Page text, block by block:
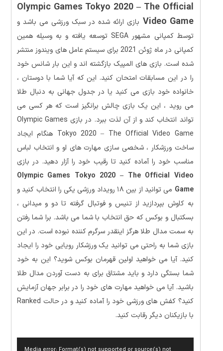
Olympic Games Tokyo 2020 – The Official
Video Game بازی ارائه شده در سبک ورزشی می باشد و
توسط کمپانی مشهور SEGA توسعه یافته و به وسیله همین
کمپانی در ماه ژوئن 2021 برای سیستم عامل های ویندوز منتشر
شده است. بازی های المپیک بازگشته اند و این بار شانس خود
را در این مسابقات امتحان کنید. این که آیا شما با دوستان ،
خانواده خود بازی می کنید یا در جدول جهانی به دنبال طلا
می روید ، این یک بازی چالش برانگیز است که هر کسی می
تواند انتخاب کند و از آن لذت ببرد. در بازی Olympic Games
Tokyo 2020 – The Official Video Game هنگام ایجاد
ساخت ورزشکار ، شخصی سازی مهارت های او و انتخاب لباس
مناسب خود را آماده کنید تا رقیب خود را آزار دهید. در بازی
Olympic Games Tokyo 2020 – The Official Video
Game
می توانید از بین ۱۸ رویداد ورزشی یکی را انتخاب کنید و
به کاوش بپردازید از تنیس و فوتبال گرفته تا دو و میدانی ،
بسکتبال و بوکس که حق انتخاب با شما می باشد. برا شما رفتن
به سمت مدال طلا هرگز اینقدر سرگرم کننده نبوده است. در این
بازیشما به راحتی می توانید یک ورزشکار رویایی خود را ایجاد
کنید. آیا می خواهید اولین قهرمان بوکس شوید؟ این به خود
شما بستگی دارد و باید مشتاق برای به دست آوردن مدال طلا
باشید. آیا می خواهید مهارت های خود را در برابر جهان آزمایش
کنید؟ کفش های ورزشی خود را آماده کنید و در حالت Ranked
با بازیکنان دیگر رقابت کنید.